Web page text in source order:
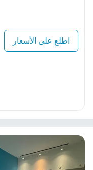
اطلع على الأسعار